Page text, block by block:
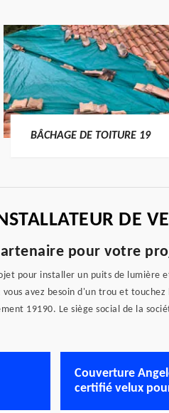
BÂCHAGE DE TOITURE 19
DE
pour votre
pour installer un puits de
avez besoin d'un trou et
19190. Le siège social de la
Couverture
certifié velux